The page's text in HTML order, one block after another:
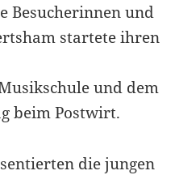
Besucherinnen und
startete ihren
und dem
beim Postwirt.
die jungen